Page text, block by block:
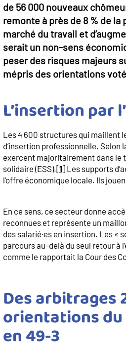
de 56 000 nouveaux
remonte à près de 8 % de
marché du travail et
serait un non-sens
peser des risques majeurs
mépris des orientations
L’insertion par
Les 4 600 structures qui maillent
d’insertion professionnelle. Selon
exercent majoritairement dans le
solidaire (ESS).[1] Les supports
l’offre économique locale. Ils
En ce sens, ce secteur donne
reconnues et représente un
des salarié·es en insertion. Les «
parcours au-delà du seul retour à
comme le rapportait la Cour des
Des arbitrages
orientations
en 49-3